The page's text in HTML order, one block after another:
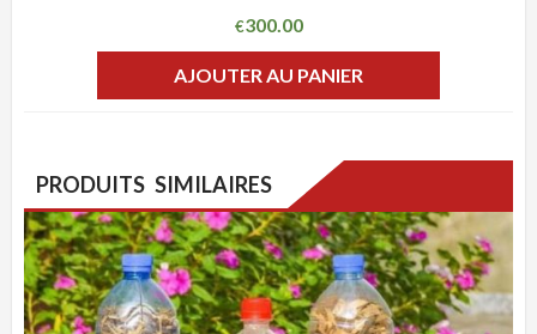
€300.00
AJOUTER AU PANIER
PRODUITS SIMILAIRES